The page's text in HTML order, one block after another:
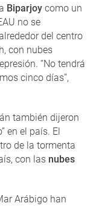
Biparjoy como un
no se
del centro
con nubes
“No tendrá
cinco días”,
también dijeron
en el país. El
de la tormenta
con las nubes
Arábigo han